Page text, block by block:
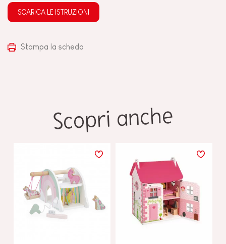
SCARICA LE ISTRUZIONI
Stampa la scheda
Scopri anche